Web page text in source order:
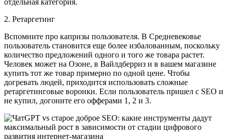
2. Ретаргетинг
Вспомните про капризы пользователя. В Средневековье
пользователь становится еще более избалованным, поскольку
количество предложений одного и того же товара растет.
Человек может на Озоне, в Вайлдберриз и в вашем магазине
купить тот же товар примерно по одной цене. Чтобы
догревать людей, приходится использовать сложные
ретаргетинговые воронки. Если пользователь пришел с SEO и
не купил, догоните его офферами 1, 2 и 3.